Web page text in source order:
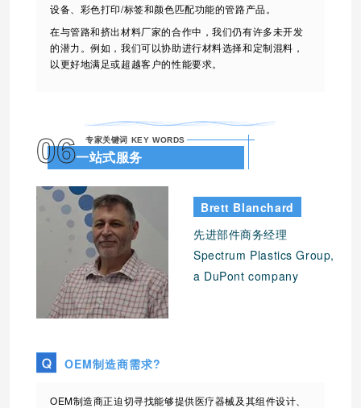
设备、彩色打印/标签和颜色匹配功能的管路产品。
在与管路和挤出材料厂家的合作中，我们仍有许多未开发
的潜力。例如，我们可以协助进行材料选择和定制混料，
以更好地满足或超越客户的性能要求。
06 专家关键词 KEY WORDS
一站式服务
Brett Blanchard
先进部件商务经理
Spectrum Plastics Group,
a DuPont company
OEM制造商需求?
OEM制造商正迫切寻找能够提供医疗器械及其组件设计、